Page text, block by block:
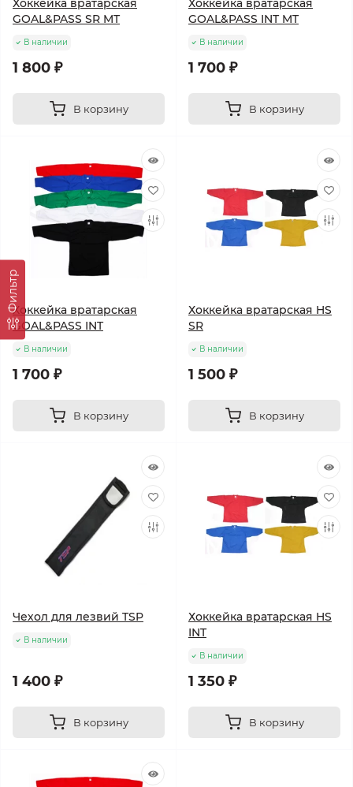
Фильтр
Хоккейка вратарская
GOAL&PASS SR MT
В наличии
1 800 ₽
В корзину
Хоккейка вратарская
GOAL&PASS INT MT
В наличии
1 700 ₽
В корзину
Хоккейка вратарская
GOAL&PASS INT
В наличии
1 700 ₽
В корзину
Хоккейка вратарская HS
SR
В наличии
1 500 ₽
В корзину
Чехол для лезвий TSP
В наличии
1 400 ₽
В корзину
Хоккейка вратарская HS
INT
В наличии
1 350 ₽
В корзину